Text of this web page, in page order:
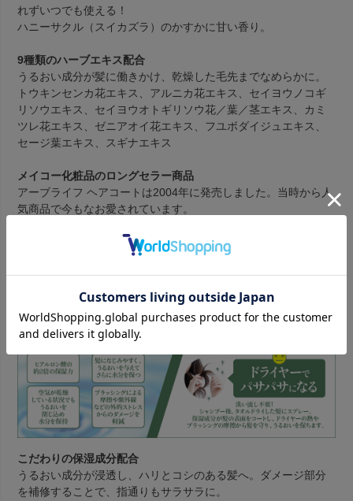
れずいつでも使える！
ハニーサクル（スイカズラ）のかすかに甘い香り。
9種類のハーブエキス配合
うるおい成分が髪に働きかけ、乾燥した毛先までなめらかに。
トウキンセンカ花エキス、アルニカ花エキス、セイヨウノコギ
リソウエキス、セイヨウオトギリソウ花／葉／茎エキス、カミ
ツレ花エキス、ゼニアオイ花エキス、フユボダイジュエキス、
セージ葉エキス、スギナエキス
メイコー化粧品のロングセラー商品
アーブライフ ヘアコートは2004年に発売しました。当時から人
気商品で今もなお愛されています。
こだわりの保湿成分配合
うるおい成分が浸透し、ハリとコシのある髪へ。ダメージ部分
を補修することで、指通りもサラサラに。